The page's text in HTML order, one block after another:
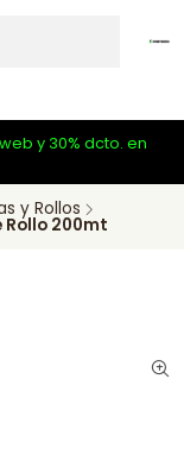
y 30% dcto. en
y Rollos
Rollo 200mt